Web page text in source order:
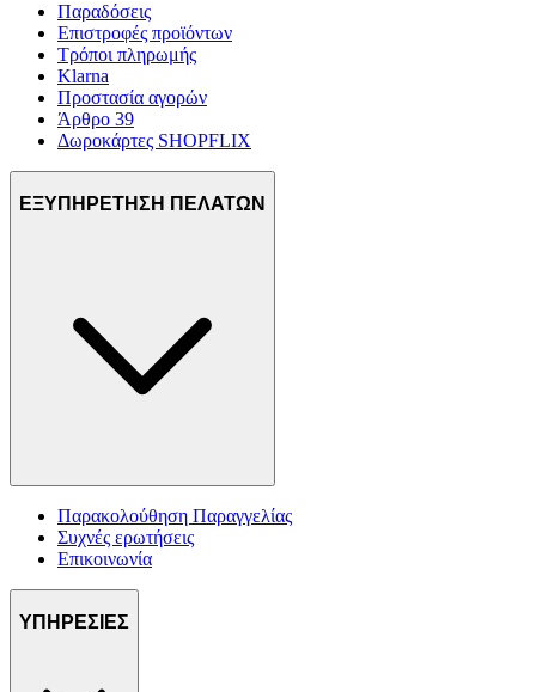
Παραδόσεις
Επιστροφές προϊόντων
Τρόποι πληρωμής
Klarna
Προστασία αγορών
Άρθρο 39
Δωροκάρτες SHOPFLIX
ΕΞΥΠΗΡΕΤΗΣΗ ΠΕΛΑΤΩΝ
Παρακολούθηση Παραγγελίας
Συχνές ερωτήσεις
Επικοινωνία
ΥΠΗΡΕΣΙΕΣ